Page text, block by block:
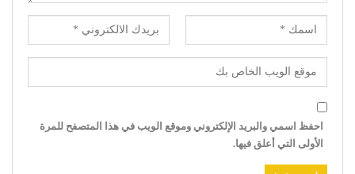
احفظ اسمي والبريد الإلكتروني وموقع الويب في هذا المتصفح للمرة
الأولى التي أعلق فيها.